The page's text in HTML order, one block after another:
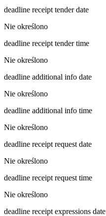
deadline receipt tender date
Nie określono
deadline receipt tender time
Nie określono
deadline additional info date
Nie określono
deadline additional info time
Nie określono
deadline receipt request date
Nie określono
deadline receipt request time
Nie określono
deadline receipt expressions date